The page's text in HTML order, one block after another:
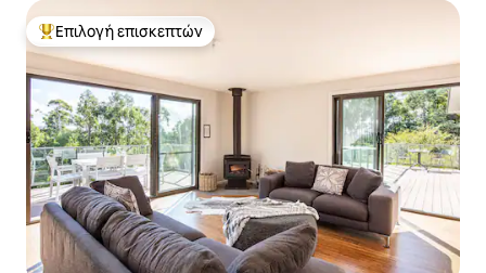
Κορυφαία επιλογή επισκεπτών
Επιλογή επισκεπτών